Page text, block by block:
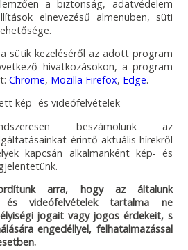
a biztonság, adatvédelem
elnevezésű almenüben, süti
sütik kezeléséről az adott program
hivatkozásokon, a program
Chrome, Mozilla Firefox, Edge.
kép- és videófelvételek
beszámolunk az
érintő aktuális hírekről
kapcsán alkalmanként kép- és
arra, hogy az általunk
videófelvételek tartalma ne
jogait vagy jogos érdekeit, s
engedéllyel, felhatalmazással